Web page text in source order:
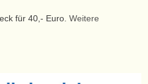
für 40,- Euro.Weitere